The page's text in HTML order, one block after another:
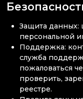
Защита данных:
персональной
Поддержка:
служба
пожаловаться
проверить,
реестре.